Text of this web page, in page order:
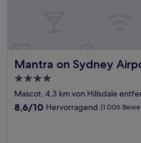
Mantra on Sydney
Mantra on Sydney Airport
4.0-
Sterne-
Unterkunft
Mascot, 4,3 km von Hillsdale
8.6
8,6/10 Hervorragend (1.006